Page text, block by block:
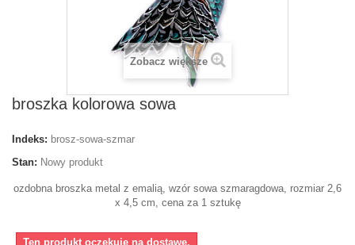
Zobacz większe
broszka kolorowa sowa
Indeks: brosz-sowa-szmar
Stan: Nowy produkt
ozdobna broszka metal z emalią, wzór sowa szmaragdowa, rozmiar 2,6
x 4,5 cm, cena za 1 sztukę
Ten produkt oczekuje na dostawę,